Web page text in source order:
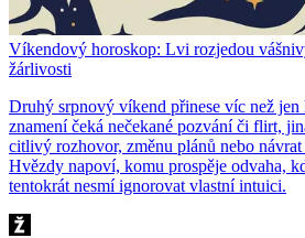
Víkendový horoskop: Lvi rozjedou
žárlivosti
Druhý srpnový víkend přinese víc než
znamení čeká nečekané pozvání či flirt,
citlivý rozhovor, změnu plánů nebo
Hvězdy napoví, komu prospěje odvaha,
tentokrát nesmí ignorovat vlastní intuici.